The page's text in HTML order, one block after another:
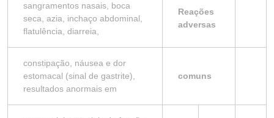
sangramentos nasais, boca
seca, azia, inchaço abdominal,
flatulência, diarreia,
Reações
adversas
constipação, náusea e dor
estomacal (sinal de gastrite),
resultados anormais em
comuns